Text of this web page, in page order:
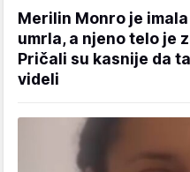
Merilin Monro je
umrla, a njeno telo je
Pričali su kasnije da
videli